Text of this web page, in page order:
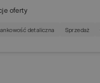
oferty
detaliczna Sprzedaż